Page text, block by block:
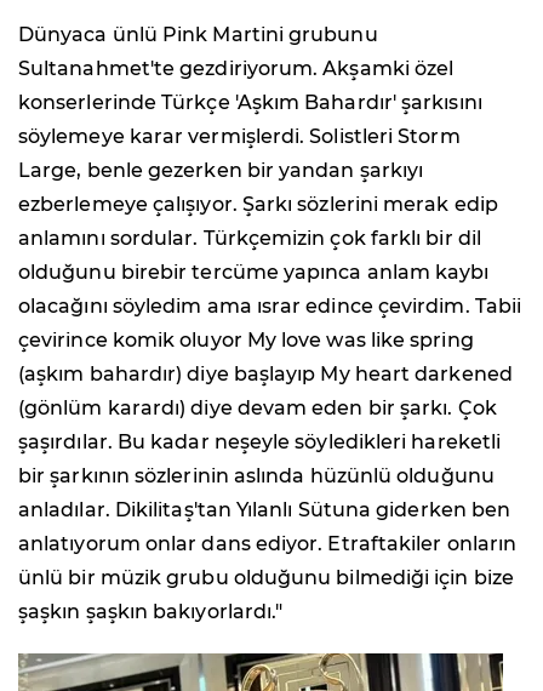
Dünyaca ünlü Pink Martini grubunu
Sultanahmet'te gezdiriyorum. Akşamki özel
konserlerinde Türkçe 'Aşkım Bahardır' şarkısını
söylemeye karar vermişlerdi. Solistleri Storm
Large, benle gezerken bir yandan şarkıyı
ezberlemeye çalışıyor. Şarkı sözlerini merak edip
anlamını sordular. Türkçemizin çok farklı bir dil
olduğunu birebir tercüme yapınca anlam kaybı
olacağını söyledim ama ısrar edince çevirdim. Tabii
çevirince komik oluyor My love was like spring
(aşkım bahardır) diye başlayıp My heart darkened
(gönlüm karardı) diye devam eden bir şarkı. Çok
şaşırdılar. Bu kadar neşeyle söyledikleri hareketli
bir şarkının sözlerinin aslında hüzünlü olduğunu
anladılar. Dikilitaş'tan Yılanlı Sütuna giderken ben
anlatıyorum onlar dans ediyor. Etraftakiler onların
ünlü bir müzik grubu olduğunu bilmediği için bize
şaşkın şaşkın bakıyorlardı."